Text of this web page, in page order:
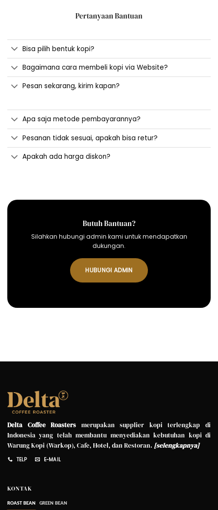
Pertanyaan Bantuan
Bisa pilih bentuk kopi?
Bagaimana cara membeli kopi via Website?
Pesan sekarang, kirim kapan?
Apa saja metode pembayarannya?
Pesanan tidak sesuai, apakah bisa retur?
Apakah ada harga diskon?
Butuh Bantuan?
Silahkan hubungi admin kami untuk mendapatkan
dukungan.
HUBUNGI ADMIN
Delta Coffee Roasters merupakan supplier kopi terlengkap di
Indonesia yang telah membantu menyediakan kebutuhan kopi di
Warung Kopi (Warkop), Cafe, Hotel, dan Restoran. [selengkapnya]
TELP E-MAIL
KONTAK
ROAST BEAN GREEN BEAN